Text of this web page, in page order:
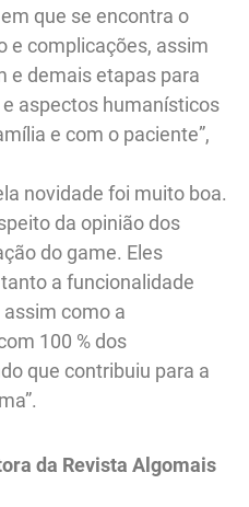
que se encontra o
e complicações, assim
e demais etapas para
aspectos humanísticos
e com o paciente”,
novidade foi muito boa.
da opinião dos
do game. Eles
a funcionalidade
como a
100 % dos
que contribuiu para a
da Revista Algomais